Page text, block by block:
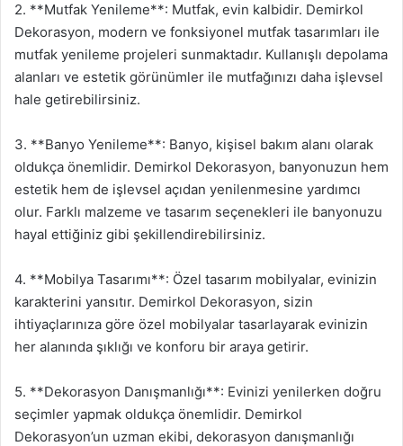
2. **Mutfak Yenileme**: Mutfak, evin kalbidir. Demirkol
Dekorasyon, modern ve fonksiyonel mutfak tasarımları ile
mutfak yenileme projeleri sunmaktadır. Kullanışlı depolama
alanları ve estetik görünümler ile mutfağınızı daha işlevsel
hale getirebilirsiniz.
3. **Banyo Yenileme**: Banyo, kişisel bakım alanı olarak
oldukça önemlidir. Demirkol Dekorasyon, banyonuzun hem
estetik hem de işlevsel açıdan yenilenmesine yardımcı
olur. Farklı malzeme ve tasarım seçenekleri ile banyonuzu
hayal ettiğiniz gibi şekillendirebilirsiniz.
4. **Mobilya Tasarımı**: Özel tasarım mobilyalar, evinizin
karakterini yansıtır. Demirkol Dekorasyon, sizin
ihtiyaçlarınıza göre özel mobilyalar tasarlayarak evinizin
her alanında şıklığı ve konforu bir araya getirir.
5. **Dekorasyon Danışmanlığı**: Evinizi yenilerken doğru
seçimler yapmak oldukça önemlidir. Demirkol
Dekorasyon’un uzman ekibi, dekorasyon danışmanlığı